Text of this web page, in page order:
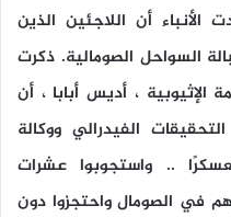
أن اللاجئين الذين
السواحل الصومالية. ذكرت
، أديس أبابا ، أن
التحقيقات الفيدرالي ووكالة
.. واستجوبوا عشرات
في الصومال واحتجزوا دون